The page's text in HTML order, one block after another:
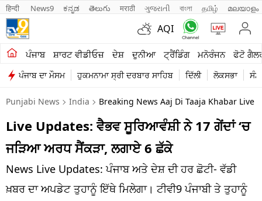
हिन्दी News9 ಕನ್ನಡ తెలుగు मराठी ગુજરાતી বাংলা தமிழ் മലയാളം
AQI
ਪੰਜਾਬ ਸ਼ਾਰਟ ਵੀਡੀਓਜ਼ ਦੇਸ਼ ਦੁਨੀਆ ਟ੍ਰੈਂਡਿੰਗ ਮਨੋਰੰਜਨ ਫੋਟੋ
ਪੰਜਾਬ ਦਾ ਮੌਸਮ ਹੁਕਮਨਾਮਾ ਸ੍ਰੀ ਦਰਬਾਰ ਸਾਹਿਬ ਦਿੱਲੀ ਲੋਕਸਭਾ
ਖੇਤੀਬਾੜੀ
ਸ਼ਾਰਟ ਵੀਡੀਓਜ਼
ਕਾਰੋਬਾਰ
ਕਰਿਅਰ
ਦੇਸ਼
Punjabi News India Breaking News Aaj Di Taaja Khabar
Live Updates: ਵੈਭਵ ਸੂਰਿਆਵੰਸ਼ੀ ਨੇ 17 ਗੇਂਦਾਂ ‘ਚ
ਜੜਿਆ ਅਰਧ ਸੈਂਕੜਾ, ਲਗਾਏ 6 ਛੱਕੇ
News Live Updates: ਪੰਜਾਬ ਅਤੇ ਦੇਸ਼ ਦੀ ਹਰ ਛੋਟੀ- ਵੱਡੀ
ਖ਼ਬਰ ਦਾ ਅਪਡੇਟ ਤੁਹਾਨੂੰ ਇੱਥੇ ਮਿਲੇਗਾ। ਟੀਵੀ9 ਪੰਜਾਬੀ ਤੇ ਤੁਹਾਨੂੰ